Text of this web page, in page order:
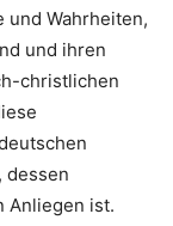
und Wahrheiten,
und ihren
christlichen
dessen
Anliegen ist.